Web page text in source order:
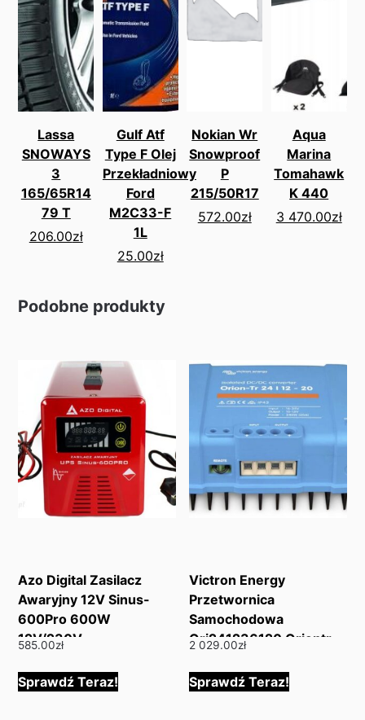
Lassa
SNOWAYS
3
165/65R14
79 T
206.00zł
Gulf Atf
Type F Olej
Przekładniowy
Ford
M2C33-F
1L
25.00zł
Nokian Wr
Snowproof
P
215/50R17
572.00zł
Aqua
Marina
Tomahawk
K 440
3 470.00zł
Podobne produkty
Azo Digital Zasilacz
Awaryjny 12V Sinus-
600Pro 600W
12V/230V
585.00zł
Sprawdź Teraz!
Victron Energy
Przetwornica
Samochodowa
Ori241236120 Oriontr
2 029.00zł
Sprawdź Teraz!